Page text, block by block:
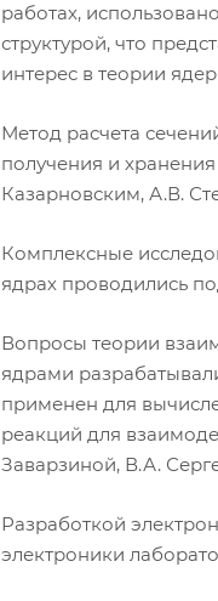
работах,
структурой, что
интерес в теории
Метод расчета
получения и
Казарновским, А.В.
Комплексные
ядрах проводились
Вопросы теории
ядрами
применен для
реакций для
Заварзиной, В.А.
Разработкой
электроники